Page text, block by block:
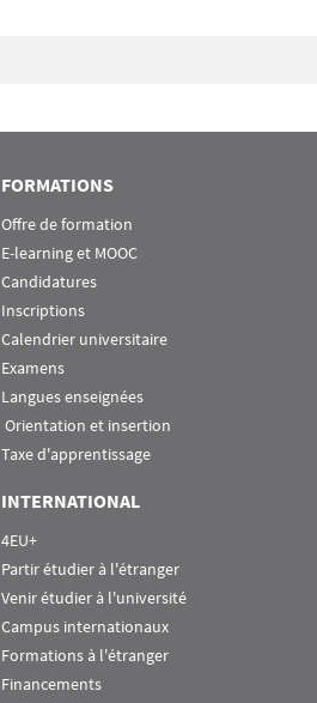
FORMATIONS
Offre de formation
E-learning et MOOC
Candidatures
Inscriptions
Calendrier universitaire
Examens
Langues enseignées
Orientation et insertion
Taxe d'apprentissage
INTERNATIONAL
4EU+
Partir étudier à l'étranger
Venir étudier à l'université
Campus internationaux
Formations à l'étranger
Financements